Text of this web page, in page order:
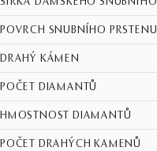
ŠÍŘKA DÁMSKEHO
POVRCH SNUBNÍHO PRSTENU
DRAHÝ KÁMEN
POČET DIAMANTŮ
HMOSTNOST DIAMANTŮ
POČET DRAHÝCH KAMENŮ